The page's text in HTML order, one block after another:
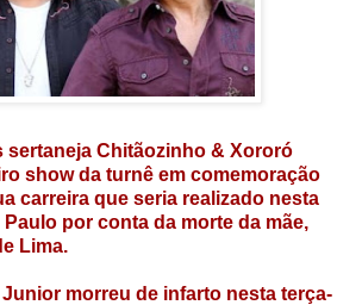
sertaneja Chitãozinho & Xororó
show da turnê em comemoração
carreira que seria realizado nesta
Paulo por conta da morte da mãe,
Lima.
morreu de infarto nesta terça-